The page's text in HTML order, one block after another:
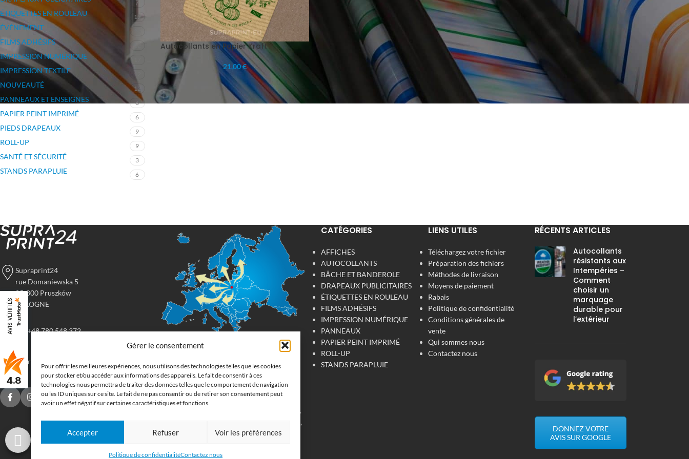
Gérer le consentement
Pour offrir les meilleures expériences, nous utilisons des technologies telles que les cookies
pour stocker et/ou accéder aux informations des appareils. Le fait de consentir à ces
technologies nous permettra de traiter des données telles que le comportement de navigation
ou les ID uniques sur ce site. Le fait de ne pas consentir ou de retirer son consentement peut
avoir un effet négatif sur certaines caractéristiques et fonctions.
Accepter Refuser Voir les préférences
Politique de confidentialitéContactez nous
7
ÉTIQUETTES EN ROULEAU 12
ÉVÉNEMENT
FILMS ADHÉSIFS
IMPRESSION NUMÉRIQUE
IMPRESSION TEXTILE 12
NOUVEAUTÉ 12
PANNEAUX ET ENSEIGNES 6
PAPIER PEINT IMPRIMÉ 6
PIEDS DRAPEAUX 9
ROLL-UP 9
SANTÉ ET SÉCURITÉ 3
STANDS PARAPLUIE 6
Autocollants en Papier Kraft
21,00 €
Supraprint24
rue Domaniewska 5
05-800 Pruszków
POLOGNE
tel: +48 780 548 372
imprimerie@supraprint24.fr
Imprimerie numérique
grand format
Commandez en ligne l'impression de
supports publicitaires pour votre entreprise.
Nous imprimons : bâche, tissu, film adhésive,
drapeau, oriflamme, affiche, étiquettes et
Belgique, aux Pays-Bas et au Luxembourg et
CATÉGORIES
AFFICHES
AUTOCOLLANTS
BÂCHE ET BANDEROLE
DRAPEAUX PUBLICITAIRES
ÉTIQUETTES EN ROULEAU
FILMS ADHÉSIFS
IMPRESSION NUMÉRIQUE
PANNEAUX
PAPIER PEINT IMPRIMÉ
ROLL-UP
STANDS PARAPLUIE
LIENS UTILES
Téléchargez votre fichier
Préparation des fichiers
Méthodes de livraison
Moyens de paiement
Rabais
Politique de confidentialité
Conditions générales de
vente
Qui sommes nous
Contactez nous
RÉCENTS ARTICLES
Autocollants
résistants aux
Intempéries –
Comment
choisir un
marquage
durable pour
l’extérieur
DONNEZ VOTRE
AVIS SUR GOOGLE
AVIS VÉRIFIÉS
4.8